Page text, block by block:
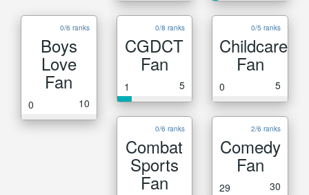
0/6 ranks
Boys
Love
Fan
0 10
0/8 ranks
CGDCT
Fan
1 5
0/5 ranks
Childcare
Fan
0 5
0/6 ranks
Combat
Sports
Fan
2/6 ranks
Comedy
Fan
29 30